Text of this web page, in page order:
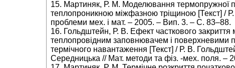
15. Мартиняк, Р. М. Моделювання термопружної
теплопроникною міжфазною тріщиною [Текст] /
проблеми мех. і мат. – 2005. – Вип. 3. – С. 83–88.
16. Гольдштейн, Р. В. Ефект часткового закриття
теплопровідним заповнювачем і поверхневими
термічного навантаження [Текст] / Р. В.
Середницька // Мат. методи та фіз. -мех. поля. –